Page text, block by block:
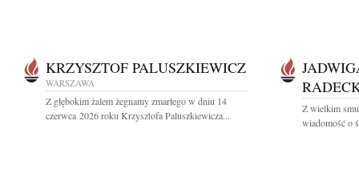
KRZYSZTOF PALUSZKIEWICZ
WARSZAWA
Z głębokim żalem żegnamy zmarłego w dniu 14
czerwca 2026 roku Krzysztofa Paluszkiewicza...
Z wielkim
wiadomość o